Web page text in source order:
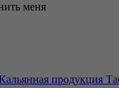
меня
продукция